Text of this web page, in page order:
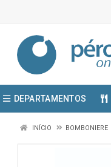
DEPARTAMENTOS
INÍCIO BOMBONIERE